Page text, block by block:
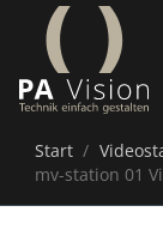
Start /
mv-station 01